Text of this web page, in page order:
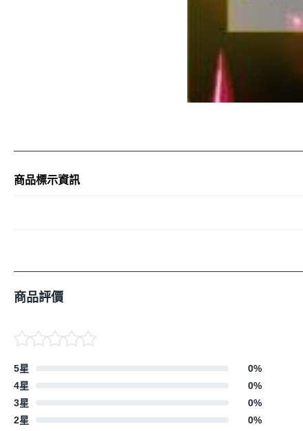
商品標示資訊
商品評價
5星 0%
4星
0%
3星
0%
2星
0%